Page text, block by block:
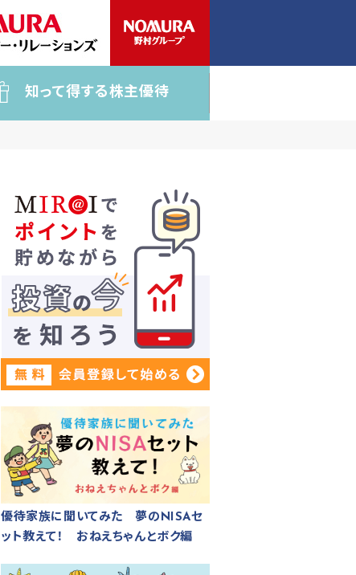
知って得する株主優待
優待家族に聞いてみた 夢のNISAセ
ット教えて！ おねえちゃんとボク編